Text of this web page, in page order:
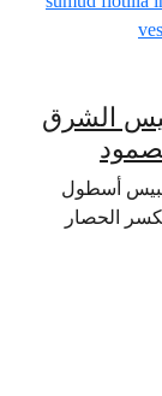
الشرق
أسطول
أكثر من 70 سفينة لكسر الحصار